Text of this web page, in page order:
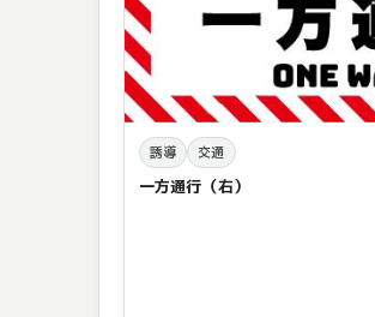
誘導 交通
一方通行（右）